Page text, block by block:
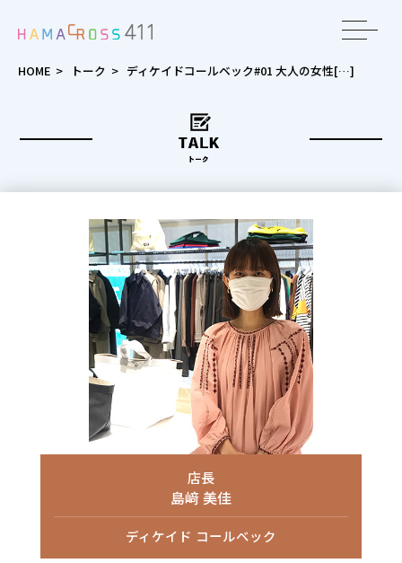
HOME > トーク > ディケイドコールベック#01 大人の女性[…]
店長
島﨑 美佳
ディケイド コールベック